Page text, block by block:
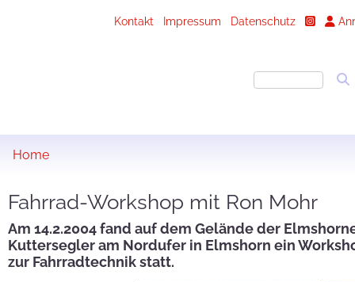
Kontakt Impressum Datenschutz
Home
Fahrrad-Workshop mit Ron Mohr
Am 14.2.2004 fand auf dem Gelände der
Kuttersegler am Nordufer in Elmshorn ein
zur Fahrradtechnik statt.